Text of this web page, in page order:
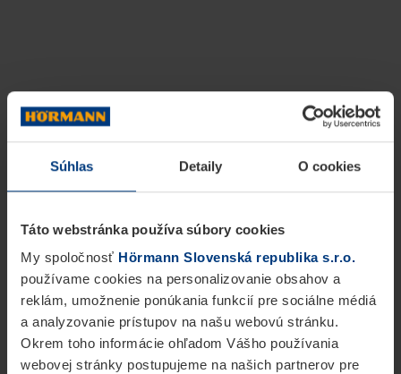
Súhlas Detaily O cookies
Táto webstránka používa súbory cookies
My spoločnosť Hörmann Slovenská republika s.r.o.
používame cookies na personalizovanie obsahov a
reklám, umožnenie ponúkania funkcií pre sociálne médiá
a analyzovanie prístupov na našu webovú stránku.
Okrem toho informácie ohľadom Vášho používania
webovej stránky postupujeme na našich partnerov pre